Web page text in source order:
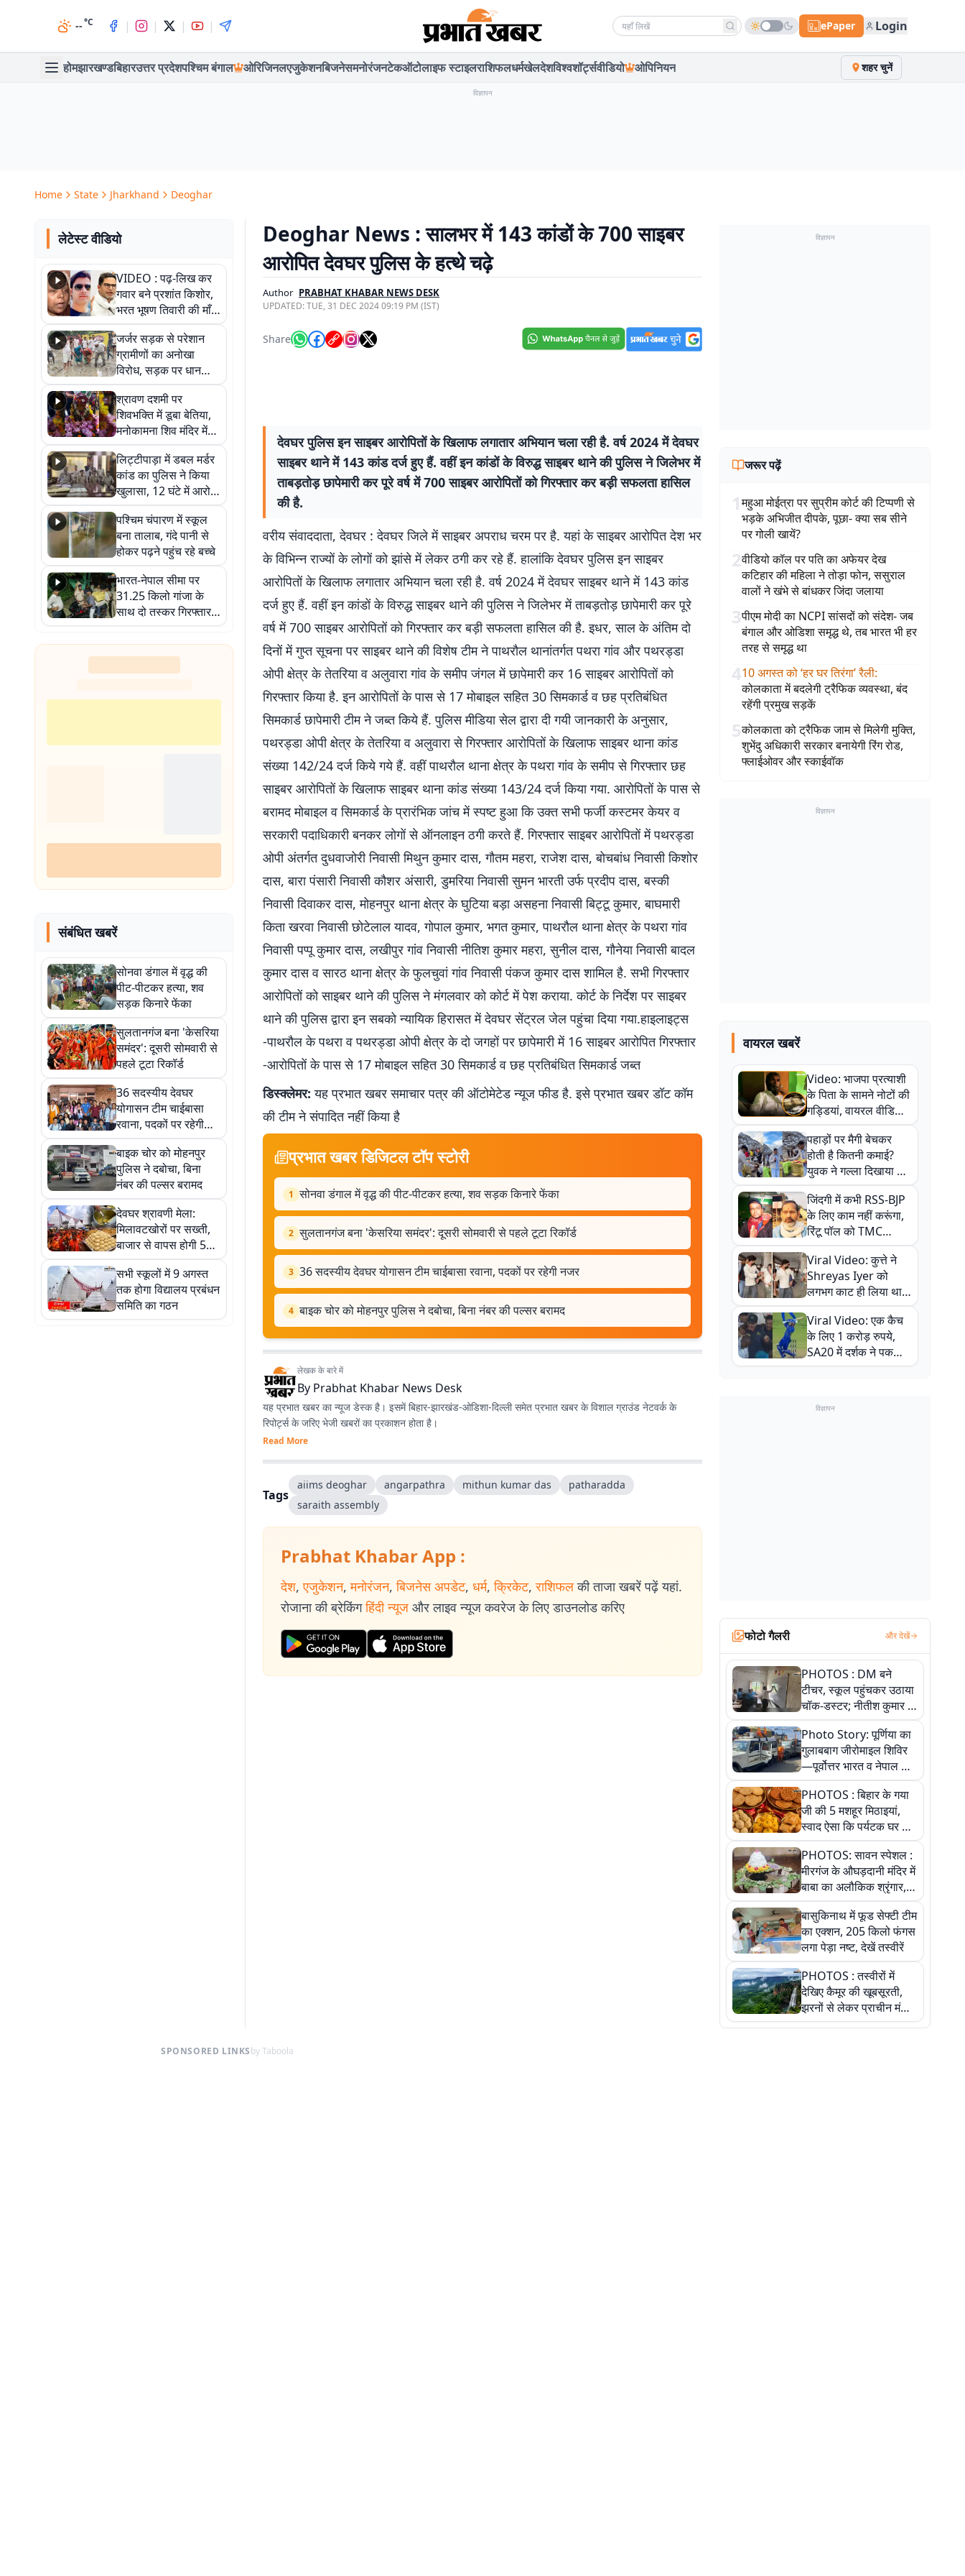
--°C | | | | Search news ePaper Login
होमझारखण्डबिहारउत्तर प्रदेशपश्चिम बंगाल ओरिजिनलएजुकेशनबिजनेसमनोरंजनटेकऑटोलाइफ स्टाइलराशिफलधर्मखेलदेशविश्वशॉर्ट्सवीडियो ओपिनियन शहर चुनें
विज्ञापन
Home State Jharkhand Deoghar
लेटेस्ट वीडियो
VIDEO : पढ़-लिख कर
गवार बने प्रशांत किशोर,
भरत भूषण तिवारी की माँ ने
कहा नहीं थी उम्मीद, बेटा
था तो किसी को बोलने की
नहीं थी हिम्मत
जर्जर सड़क से परेशान
ग्रामीणों का अनोखा
विरोध, सड़क पर धान
रोपकर और खाद डालकर
जताया आक्रोश
श्रावण दशमी पर
शिवभक्ति में डूबा बेतिया,
मनोकामना शिव मंदिर में
हुआ भव्य श्रृंगार
लिट्टीपाड़ा में डबल मर्डर
कांड का पुलिस ने किया
खुलासा, 12 घंटे में आरोपी
गिरफ्तार
पश्चिम चंपारण में स्कूल
बना तालाब, गंदे पानी से
होकर पढ़ने पहुंच रहे बच्चे
भारत-नेपाल सीमा पर
31.25 किलो गांजा के
साथ दो तस्कर गिरफ्तार,
नेपाली नंबर की बाइक
जब्त
संबंधित खबरें
सोनवा डंगाल में वृद्ध की
पीट-पीटकर हत्या, शव
सड़क किनारे फेंका
सुलतानगंज बना 'केसरिया
समंदर': दूसरी सोमवारी से
पहले टूटा रिकॉर्ड
36 सदस्यीय देवघर
योगासन टीम चाईबासा
रवाना, पदकों पर रहेगी
नजर
बाइक चोर को मोहनपुर
पुलिस ने दबोचा, बिना
नंबर की पल्सर बरामद
देवघर श्रावणी मेला:
मिलावटखोरों पर सख्ती,
बाजार से वापस होगी 500
किलो संदिग्ध खाद्य
सामग्री, देखें तस्वीरें
सभी स्कूलों में 9 अगस्त
तक होगा विद्यालय प्रबंधन
समिति का गठन
Deoghar News : सालभर में 143 कांडों के 700 साइबर
आरोपित देवघर पुलिस के हत्थे चढ़े
Author PRABHAT KHABAR NEWS DESK
UPDATED:TUE, 31 DEC 2024 09:19 PM (IST)
Share
देवघर पुलिस इन साइबर आरोपितों के खिलाफ लगातार अभियान चला रही है. वर्ष 2024 में देवघर
साइबर थाने में 143 कांड दर्ज हुए हैं. वहीं इन कांडों के विरुद्ध साइबर थाने की पुलिस ने जिलेभर में
ताबड़तोड़ छापेमारी कर पूरे वर्ष में 700 साइबर आरोपितों को गिरफ्तार कर बड़ी सफलता हासिल
की है.
वरीय संवाददाता, देवघर : देवघर जिले में साइबर अपराध चरम पर है. यहां के साइबर आरोपित देश भर
के विभिन्न राज्यों के लोगों को झांसे में लेकर ठगी कर रहे हैं. हालांकि देवघर पुलिस इन साइबर
आरोपितों के खिलाफ लगातार अभियान चला रही है. वर्ष 2024 में देवघर साइबर थाने में 143 कांड
दर्ज हुए हैं. वहीं इन कांडों के विरुद्ध साइबर थाने की पुलिस ने जिलेभर में ताबड़तोड़ छापेमारी कर पूरे
वर्ष में 700 साइबर आरोपितों को गिरफ्तार कर बड़ी सफलता हासिल की है. इधर, साल के अंतिम दो
दिनों में गुप्त सूचना पर साइबर थाने की विशेष टीम ने पाथरौल थानांतर्गत पथरा गांव और पथरड्डा
ओपी क्षेत्र के तेतरिया व अलुवारा गांव के समीप जंगल में छापेमारी कर 16 साइबर आरोपितों को
गिरफ्तार किया है. इन आरोपितों के पास से 17 मोबाइल सहित 30 सिमकार्ड व छह प्रतिबंधित
सिमकार्ड छापेमारी टीम ने जब्त किये हैं. पुलिस मीडिया सेल द्वारा दी गयी जानकारी के अनुसार,
पथरड्डा ओपी क्षेत्र के तेतरिया व अलुवारा से गिरफ्तार आरोपितों के खिलाफ साइबर थाना कांड
संख्या 142/24 दर्ज किये गये हैं. वहीं पाथरौल थाना क्षेत्र के पथरा गांव के समीप से गिरफ्तार छह
साइबर आरोपितों के खिलाफ साइबर थाना कांड संख्या 143/24 दर्ज किया गया. आरोपितों के पास से
बरामद मोबाइल व सिमकार्ड के प्रारंभिक जांच में स्पष्ट हुआ कि उक्त सभी फर्जी कस्टमर केयर व
सरकारी पदाधिकारी बनकर लोगों से ऑनलाइन ठगी करते हैं. गिरफ्तार साइबर आरोपितों में पथरड्डा
ओपी अंतर्गत दुधवाजोरी निवासी मिथुन कुमार दास, गौतम महरा, राजेश दास, बोचबांध निवासी किशोर
दास, बारा पंसारी निवासी कौशर अंसारी, डुमरिया निवासी सुमन भारती उर्फ प्रदीप दास, बस्की
निवासी दिवाकर दास, मोहनपुर थाना क्षेत्र के घुटिया बड़ा असहना निवासी बिट्टू कुमार, बाघमारी
किता खरवा निवासी छोटेलाल यादव, गोपाल कुमार, भगत कुमार, पाथरौल थाना क्षेत्र के पथरा गांव
निवासी पप्पू कुमार दास, लखीपुर गांव निवासी नीतिश कुमार महरा, सुनील दास, गौनेया निवासी बादल
कुमार दास व सारठ थाना क्षेत्र के फुलचुवां गांव निवासी पंकज कुमार दास शामिल है. सभी गिरफ्तार
आरोपितों को साइबर थाने की पुलिस ने मंगलवार को कोर्ट में पेश कराया. कोर्ट के निर्देश पर साइबर
थाने की पुलिस द्वारा इन सबको न्यायिक हिरासत में देवघर सेंट्रल जेल पहुंचा दिया गया.हाइलाइट्स
-पाथरौल के पथरा व पथरड्डा ओपी क्षेत्र के दो जगहों पर छापेमारी में 16 साइबर आरोपित गिरफ्तार
-आरोपितों के पास से 17 मोबाइल सहित 30 सिमकार्ड व छह प्रतिबंधित सिमकार्ड जब्त
डिस्क्लेमर: यह प्रभात खबर समाचार पत्र की ऑटोमेटेड न्यूज फीड है. इसे प्रभात खबर डॉट कॉम
की टीम ने संपादित नहीं किया है
प्रभात खबर डिजिटल टॉप स्टोरी
1 सोनवा डंगाल में वृद्ध की पीट-पीटकर हत्या, शव सड़क किनारे फेंका
2 सुलतानगंज बना 'केसरिया समंदर': दूसरी सोमवारी से पहले टूटा रिकॉर्ड
3 36 सदस्यीय देवघर योगासन टीम चाईबासा रवाना, पदकों पर रहेगी नजर
4 बाइक चोर को मोहनपुर पुलिस ने दबोचा, बिना नंबर की पल्सर बरामद
लेखक के बारे में
By Prabhat Khabar News Desk
यह प्रभात खबर का न्यूज डेस्क है। इसमें बिहार-झारखंड-ओडिशा-दिल्‍ली समेत प्रभात खबर के विशाल ग्राउंड नेटवर्क के
रिपोर्ट्स के जरिए भेजी खबरों का प्रकाशन होता है।
Read More
Tags
aiims deoghar angarpathra mithun kumar das
patharadda
saraith assembly
Prabhat Khabar App :
देश, एजुकेशन, मनोरंजन, बिजनेस अपडेट, धर्म, क्रिकेट, राशिफल की ताजा खबरें पढ़ें यहां.
रोजाना की ब्रेकिंग हिंदी न्यूज और लाइव न्यूज कवरेज के लिए डाउनलोड करिए
विज्ञापन
जरूर पढ़ें
1महुआ मोईत्रा पर सुप्रीम कोर्ट की टिप्पणी से
भड़के अभिजीत दीपके, पूछा- क्या सब सीने
पर गोली खायें?
2वीडियो कॉल पर पति का अफेयर देख
कटिहार की महिला ने तोड़ा फोन, ससुराल
वालों ने खंभे से बांधकर जिंदा जलाया
3पीएम मोदी का NCPI सांसदों को संदेश- जब
बंगाल और ओडिशा समृद्ध थे, तब भारत भी हर
तरह से समृद्ध था
410 अगस्त को ‘हर घर तिरंगा’ रैली:
कोलकाता में बदलेगी ट्रैफिक व्यवस्था, बंद
रहेंगी प्रमुख सड़कें
5कोलकाता को ट्रैफिक जाम से मिलेगी मुक्ति,
शुभेंदु अधिकारी सरकार बनायेगी रिंग रोड,
फ्लाईओवर और स्काईवॉक
विज्ञापन
वायरल खबरें
Video: भाजपा प्रत्याशी
के पिता के सामने नोटों की
गड्डियां, वायरल वीडियो
से राजनीति में उबाल,
अजित महतो बोले- TMC
की गंदी चाल
पहाड़ों पर मैगी बेचकर
होती है कितनी कमाई?
युवक ने गल्ला दिखाया तो
नौकरी वालों के खड़े हो गए
कान
जिंदगी में कभी RSS-BJP
के लिए काम नहीं करूंगा,
रिंटू पॉल को TMC
ऑफिस में ले जाकर पीटा,
Video वायरल
Viral Video: कुत्ते ने
Shreyas Iyer को
लगभग काट ही लिया था,
न्यूजीलैंड सीरीज से पहले
बाल-बाल बचे
Viral Video: एक कैच
के लिए 1 करोड़ रुपये,
SA20 में दर्शक ने पकड़ा
एक हाथ से गजब का कैच
विज्ञापन
फोटो गैलरी और देखें
PHOTOS : DM बने
टीचर, स्कूल पहुंचकर उठाया
चॉक-डस्टर; नीतीश कुमार के
इस चहेते अधिकारी को
जानिए
Photo Story: पूर्णिया का
गुलाबबाग जीरोमाइल शिविर
—पूर्वोत्तर भारत व नेपाल के
कांवरियों का प्रमुख सेवा धाम
PHOTOS : बिहार के गया
जी की 5 मशहूर मिठाइयां,
स्वाद ऐसा कि पर्यटक घर ले
जाना नहीं भूलते, तस्वीरों में
देखें
PHOTOS: सावन स्पेशल :
मीरगंज के औघड़दानी मंदिर में
बाबा का अलौकिक श्रृंगार,
तस्वीरों में देखें महादेव के कई
मनमोहक स्वरूप
बासुकिनाथ में फूड सेफ्टी टीम
का एक्शन, 205 किलो फंगस
लगा पेड़ा नष्ट, देखें तस्वीरें
PHOTOS : तस्वीरों में
देखिए कैमूर की खूबसूरती,
झरनों से लेकर प्राचीन मंदिरों
तक प्रकृति और आस्था का
SPONSORED LINKSby Taboola